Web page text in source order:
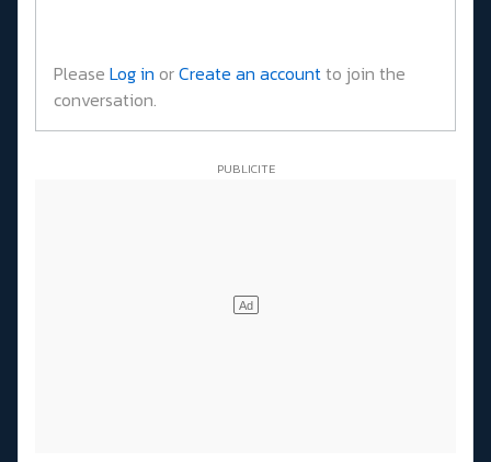
Please Log in orCreate an accountto join the
conversation.